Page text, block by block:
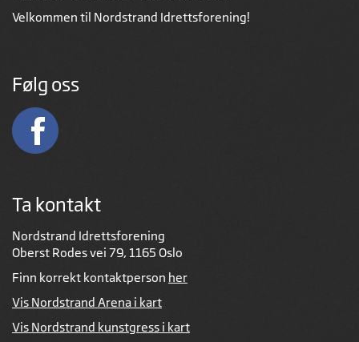
Velkommen til Nordstrand Idrettsforening!
Følg oss
Ta kontakt
Nordstrand Idrettsforening
Oberst Rodes vei 79, 1165 Oslo
Finn korrekt kontaktperson her
Vis Nordstrand Arena i kart
Vis Nordstrand kunstgress i kart